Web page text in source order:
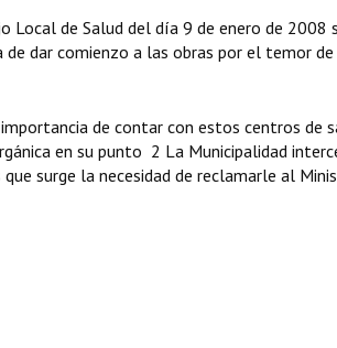
Local de Salud del día 9 de enero de
de dar comienzo a las obras por el temor
de contar con estos centros
en su punto 2 La Municipalidad
que surge la necesidad de reclamarle al